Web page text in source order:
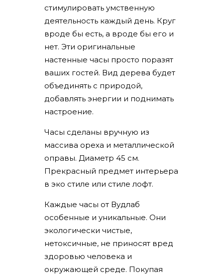
стимулировать умственную
деятельность каждый день. Круг
вроде бы есть, а вроде бы его и
нет. Эти оригинальные
настенные часы просто поразят
ваших гостей. Вид дерева будет
объединять с природой,
добавлять энергии и поднимать
настроение.
Часы сделаны вручную из
массива ореха и металлической
оправы. Диаметр 45 см.
Прекрасный предмет интерьера
в эко стиле или стиле лофт.
Каждые часы от Вудлаб
особенные и уникальные. Они
экологически чистые,
нетоксичные, не приносят вред
здоровью человека и
окружающей среде. Покупая